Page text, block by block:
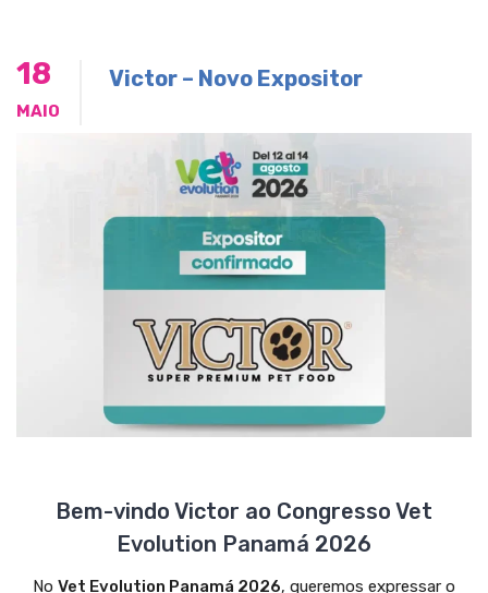
18
MAIO
Victor – Novo Expositor
Bem-vindo Victor ao Congresso Vet
Evolution Panamá 2026
No Vet Evolution Panamá 2026, queremos expressar o